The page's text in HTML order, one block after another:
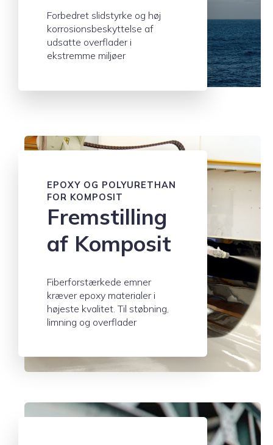
Forbedret slidstyrke og høj
korrosionsbeskyttelse af
udsatte overflader i
ekstremme miljøer
EPOXY OG POLYURETHAN
FOR KOMPOSIT
Fremstilling
af Komposit
Fiberforstærkede emner
kræver epoxy materialer i
højeste kvalitet. Til støbning,
limning og overflader